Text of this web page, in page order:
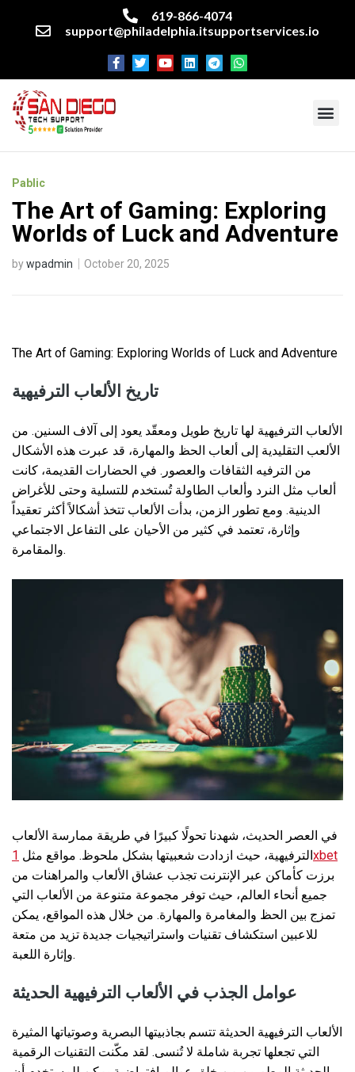
619-866-4074
support@philadelphia.itsupportservices.io
Pablic
The Art of Gaming: Exploring
Worlds of Luck and Adventure
bywpadmin October 20, 2025
The Art of Gaming: Exploring Worlds of Luck and Adventure
تاريخ الألعاب الترفيهية
الألعاب الترفيهية لها تاريخ طويل ومعقّد يعود إلى آلاف السنين. من
الألعب التقليدية إلى ألعاب الحظ والمهارة، قد عبرت هذه الأشكال
من الترفيه الثقافات والعصور. في الحضارات القديمة، كانت
ألعاب مثل النرد وألعاب الطاولة تُستخدم للتسلية وحتى للأغراض
الدينية. ومع تطور الزمن، بدأت الألعاب تتخذ أشكالاً أكثر تعقيداً
وإثارة، تعتمد في كثير من الأحيان على التفاعل الاجتماعي
والمقامرة.
في العصر الحديث، شهدنا تحولًا كبيرًا في طريقة ممارسة الألعاب
الترفيهية، حيث ازدادت شعبيتها بشكل ملحوظ. مواقع مثل1xbet
برزت كأماكن عبر الإنترنت تجذب عشاق الألعاب والمراهنات من
جميع أنحاء العالم، حيث توفر مجموعة متنوعة من الألعاب التي
تمزج بين الحظ والمغامرة والمهارة. من خلال هذه المواقع، يمكن
للاعبين استكشاف تقنيات واستراتيجيات جديدة تزيد من متعة
وإثارة اللعبة.
عوامل الجذب في الألعاب الترفيهية الحديثة
الألعاب الترفيهية الحديثة تتسم بجاذبيتها البصرية وصوتياتها المثيرة
التي تجعلها تجربة شاملة لا تُنسى. لقد مكّنت التقنيات الرقمية